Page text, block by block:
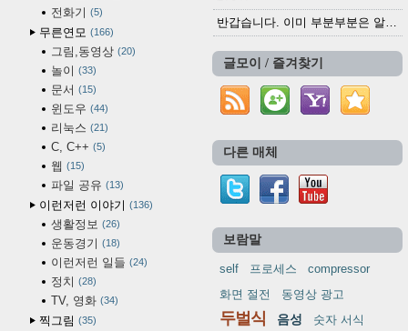
전화기 5
무른연모 166
그림,동영상 20
놀이 33
문서 15
윈도우 44
리눅스 21
C, C++ 5
웹 15
파일 공유 13
이런저런 이야기 136
생활정보 26
운동경기 18
이런저런 일들 24
정치 28
TV, 영화 34
찍그림 35
반갑습니다. 이미 부분부분은 알려진 정보들이...
글모이 / 즐겨찾기
다른 매체
보람말
self 프로세스
compressor
화면 절전
동영상 광고
두벌식 음성 숫자 서식